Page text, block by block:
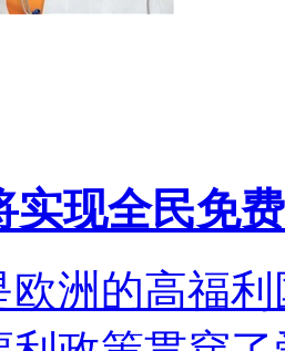
实现全民免
欧洲的高福